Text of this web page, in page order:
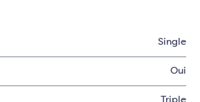
Single
Oui
Triple